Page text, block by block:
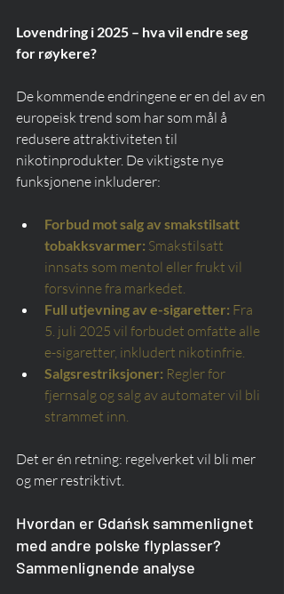
Lovendring i 2025 – hva vil endre seg
for røykere?
De kommende endringene er en del av en
europeisk trend som har som mål å
redusere attraktiviteten til
nikotinprodukter. De viktigste nye
funksjonene inkluderer:
Forbud mot salg av smakstilsatt
tobakksvarmer: Smakstilsatt
innsats som mentol eller frukt vil
forsvinne fra markedet.
Full utjevning av e-sigaretter: Fra
5. juli 2025 vil forbudet omfatte alle
e-sigaretter, inkludert nikotinfrie.
Salgsrestriksjoner: Regler for
fjernsalg og salg av automater vil bli
strammet inn.
Det er én retning: regelverket vil bli mer
og mer restriktivt.
Hvordan er Gdańsk sammenlignet
med andre polske flyplasser?
Sammenlignende analyse